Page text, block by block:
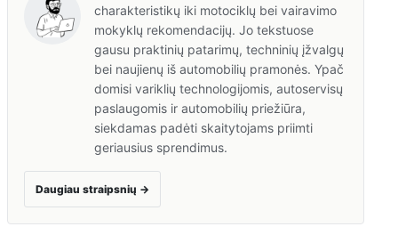
charakteristikų iki motociklų bei vairavimo
mokyklų rekomendacijų. Jo tekstuose
gausu praktinių patarimų, techninių įžvalgų
bei naujienų iš automobilių pramonės. Ypač
domisi variklių technologijomis, autoservisų
paslaugomis ir automobilių priežiūra,
siekdamas padėti skaitytojams priimti
geriausius sprendimus.
Daugiau straipsnių →